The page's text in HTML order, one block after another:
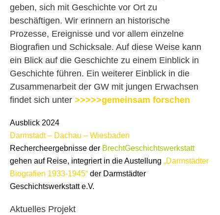
geben, sich mit Geschichte vor Ort zu
beschäftigen. Wir erinnern an historische
Prozesse, Ereignisse und vor allem einzelne
Biografien und Schicksale. Auf diese Weise kann
ein Blick auf die Geschichte zu einem Einblick in
Geschichte führen. Ein weiterer Einblick in die
Zusammenarbeit der GW mit jungen Erwachsen
findet sich unter >>>>>gemeinsam forschen
Ausblick 2024
Darmstadt – Dachau – Wiesbaden
Rechercheergebnisse der BrechtGeschichtswerkstatt
gehen auf Reise, integriert in die Austellung „Darmstädter
Biografien 1933-1945“ der Darmstädter
Geschichtswerkstatt e.V.
Aktuelles Projekt